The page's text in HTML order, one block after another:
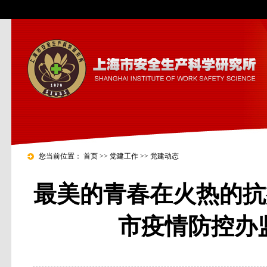
您当前位置： 首页 >> 党建工作 >> 党建动态
最美的青春在火热的
市疫情防控办